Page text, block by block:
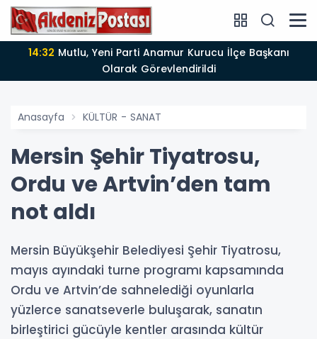
14:12Anamur'da Kasten öldürmeye teşebbüs şüphelisi
tutuklandı
Anasayfa KÜLTÜR - SANAT
Mersin Şehir Tiyatrosu,
Ordu ve Artvin’den tam
not aldı
Mersin Büyükşehir Belediyesi Şehir Tiyatrosu,
mayıs ayındaki turne programı kapsamında
Ordu ve Artvin’de sahnelediği oyunlarla
yüzlerce sanatseverle buluşarak, sanatın
birleştirici gücüyle kentler arasında kültür